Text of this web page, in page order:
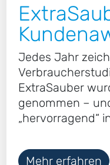
Jedes Jahr
ExtraSauber
genommen –
„hervorragend“
Mehr erfahren